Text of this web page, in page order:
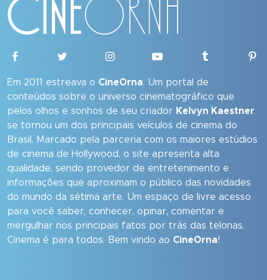
Em 2011 estreava o CineOrna. Um portal de
conteúdos sobre o universo cinematográfico que
pelos olhos e sonhos de seu criador Kelvyn Kaestner
se tornou um dos principais veículos de cinema do
Brasil. Marcado pela parceria com os maiores estúdios
de cinema de Hollywood, o site apresenta alta
qualidade, sendo provedor de entretenimento e
informações que aproximam o público das novidades
do mundo da sétima arte. Um espaço de livre acesso
para você saber, conhecer, opinar, comentar e
mergulhar nos principais fatos por trás das telonas.
Cinema é para todos. Bem vindo ao CineOrna!